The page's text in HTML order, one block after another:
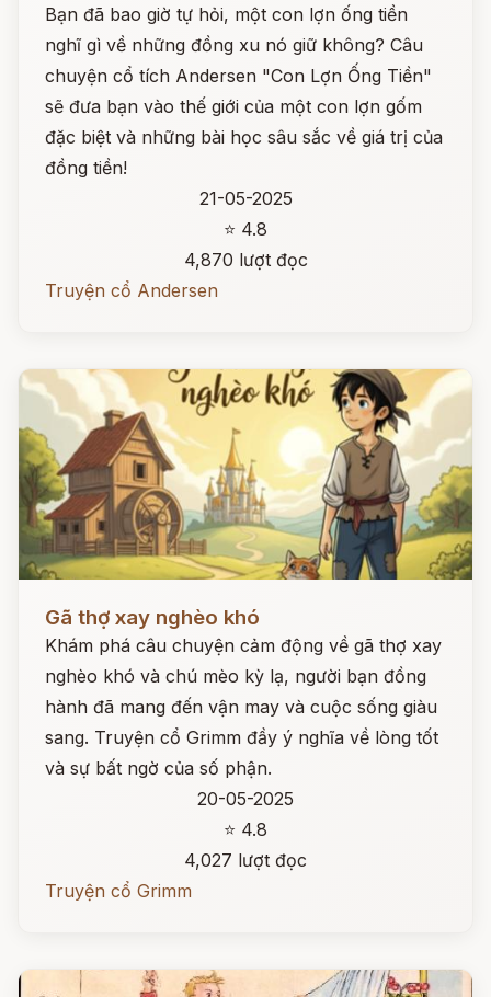
Bạn đã bao giờ tự hỏi, một con lợn ống tiền
nghĩ gì về những đồng xu nó giữ không? Câu
chuyện cổ tích Andersen "Con Lợn Ống Tiền"
sẽ đưa bạn vào thế giới của một con lợn gốm
đặc biệt và những bài học sâu sắc về giá trị của
đồng tiền!
21-05-2025
⭐ 4.8
4,870 lượt đọc
Truyện cổ Andersen
Gã thợ xay nghèo khó
Khám phá câu chuyện cảm động về gã thợ xay
nghèo khó và chú mèo kỳ lạ, người bạn đồng
hành đã mang đến vận may và cuộc sống giàu
sang. Truyện cổ Grimm đầy ý nghĩa về lòng tốt
và sự bất ngờ của số phận.
20-05-2025
⭐ 4.8
4,027 lượt đọc
Truyện cổ Grimm